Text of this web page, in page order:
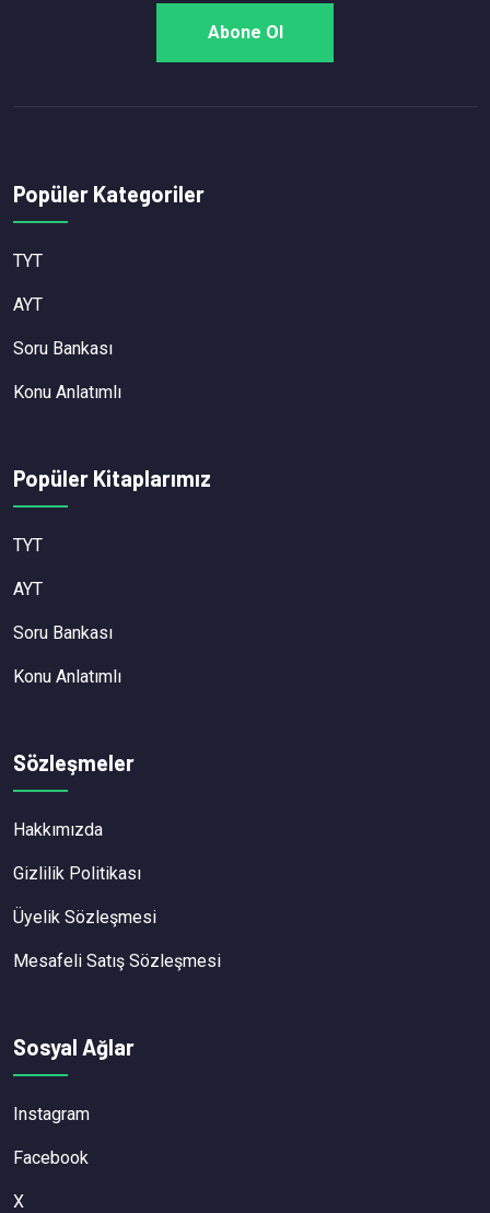
Popüler Kategoriler
TYT
AYT
Soru Bankası
Konu Anlatımlı
Popüler Kitaplarımız
TYT
AYT
Soru Bankası
Konu Anlatımlı
Sözleşmeler
Hakkımızda
Gizlilik Politikası
Üyelik Sözleşmesi
Mesafeli Satış Sözleşmesi
Sosyal Ağlar
Instagram
Facebook
X